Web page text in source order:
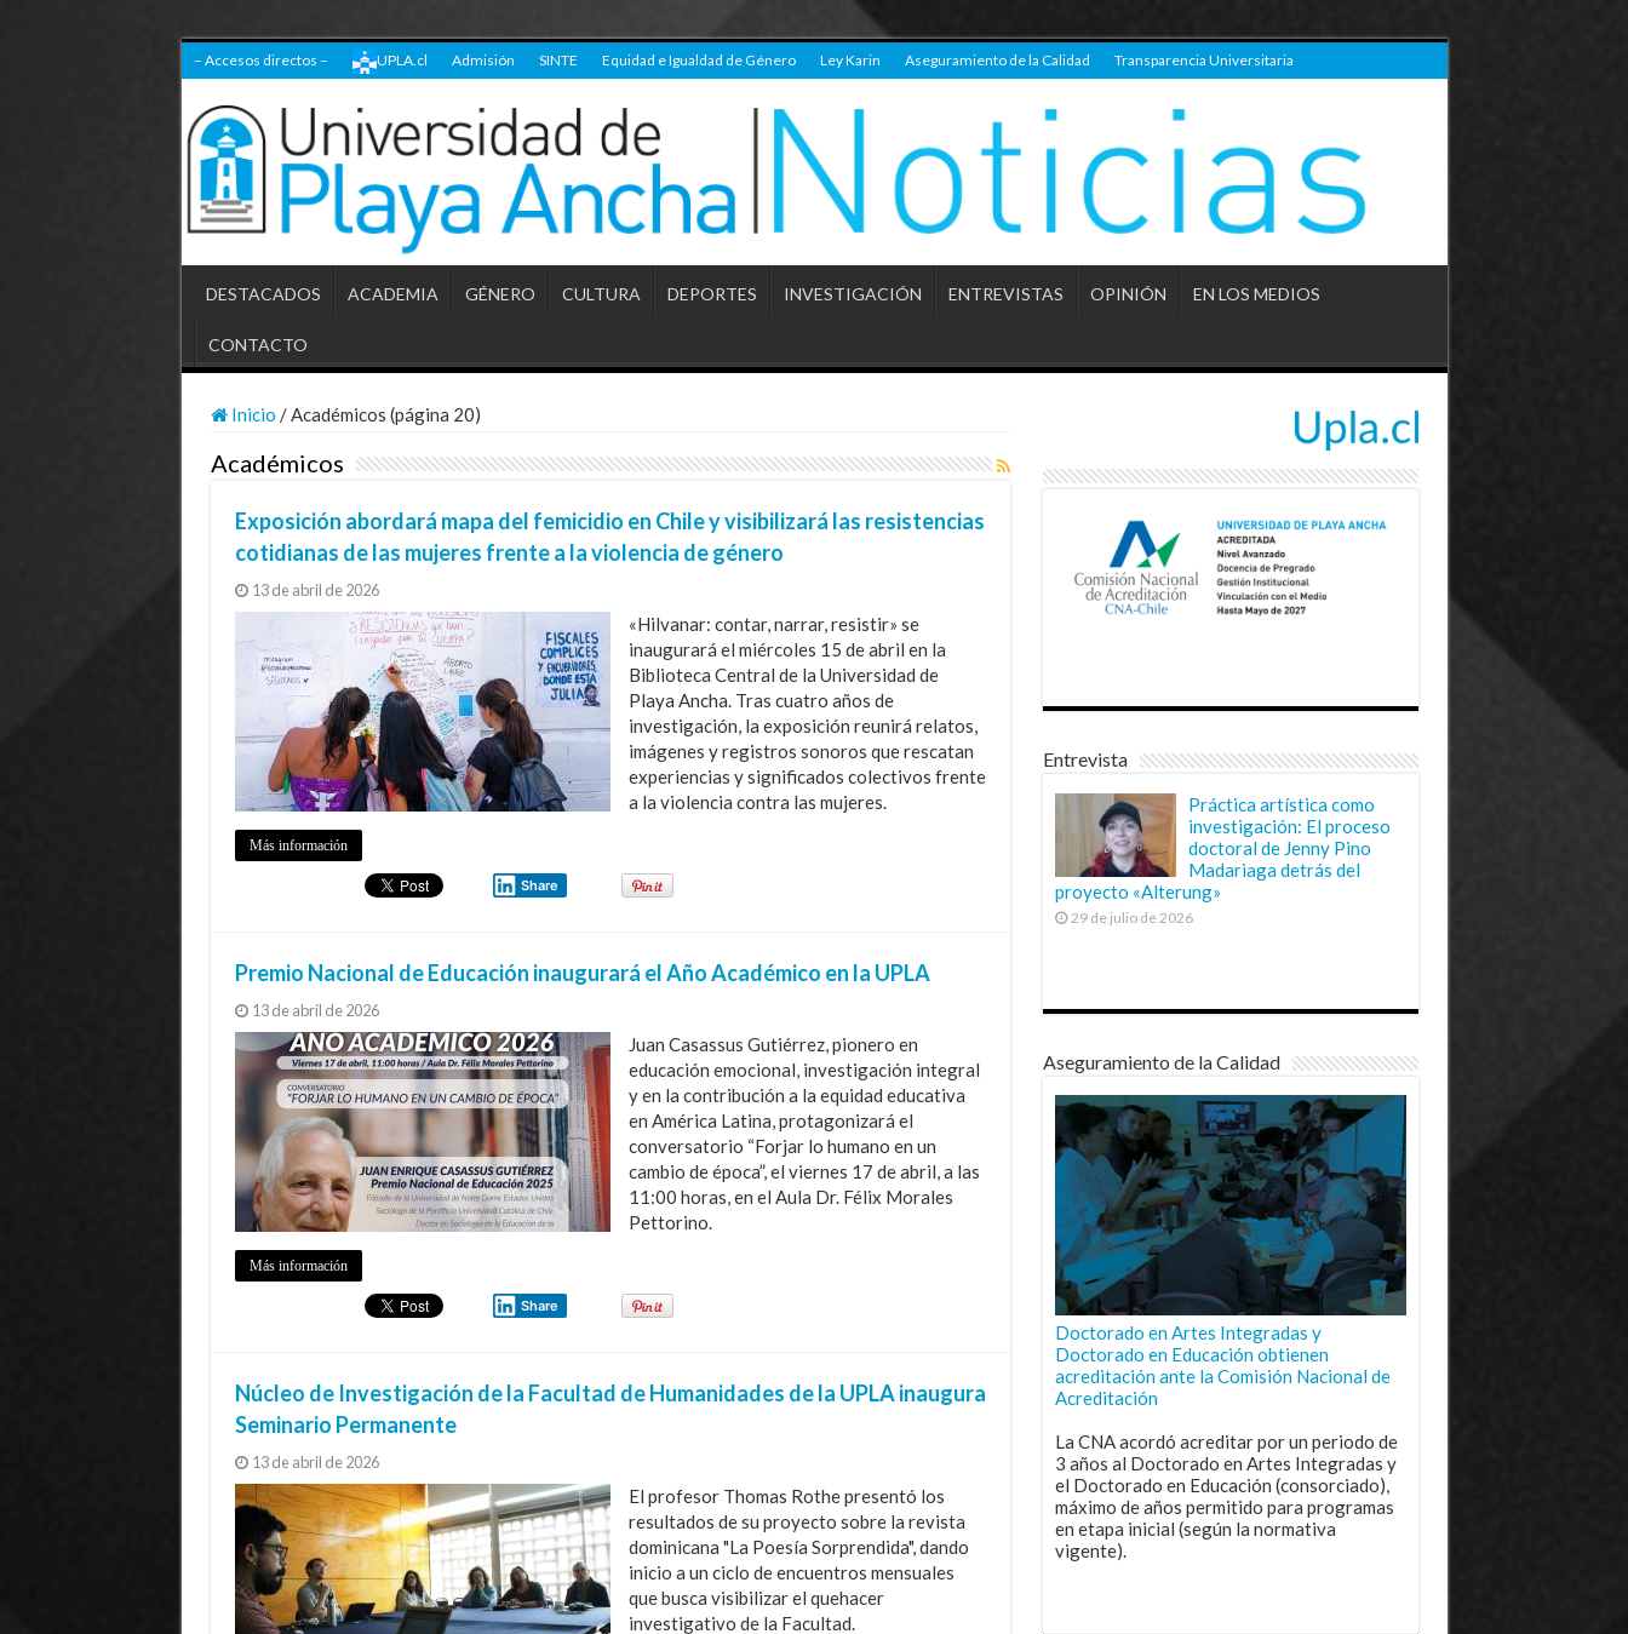
– Accesos directos – UPLA.cl Admisión SINTE Equidad e Igualdad de Género Ley Karin Aseguramiento de la Calidad Transparencia Universitaria
DESTACADOS ACADEMIA GÉNERO CULTURA DEPORTES INVESTIGACIÓN ENTREVISTAS OPINIÓN EN LOS MEDIOS
CONTACTO
Inicio / Académicos (página 20)
Académicos
Exposición abordará mapa del femicidio en Chile y visibilizará las resistencias
cotidianas de las mujeres frente a la violencia de género
13 de abril de 2026
«Hilvanar: contar, narrar, resistir» se
inaugurará el miércoles 15 de abril en la
Biblioteca Central de la Universidad de
Playa Ancha. Tras cuatro años de
investigación, la exposición reunirá relatos,
imágenes y registros sonoros que rescatan
experiencias y significados colectivos frente
a la violencia contra las mujeres.
Más información
Share
Premio Nacional de Educación inaugurará el Año Académico en la UPLA
13 de abril de 2026
Juan Casassus Gutiérrez, pionero en
educación emocional, investigación integral
y en la contribución a la equidad educativa
en América Latina, protagonizará el
conversatorio “Forjar lo humano en un
cambio de época”, el viernes 17 de abril, a las
11:00 horas, en el Aula Dr. Félix Morales
Pettorino.
Más información
Share
Núcleo de Investigación de la Facultad de Humanidades de la UPLA inaugura
Seminario Permanente
13 de abril de 2026
El profesor Thomas Rothe presentó los
resultados de su proyecto sobre la revista
dominicana "La Poesía Sorprendida", dando
inicio a un ciclo de encuentros mensuales
que busca visibilizar el quehacer
investigativo de la Facultad.
Entrevista
Práctica artística como
investigación: El proceso
doctoral de Jenny Pino
Madariaga detrás del
proyecto «Alterung»
29 de julio de 2026
Aseguramiento de la Calidad
Doctorado en Artes Integradas y
Doctorado en Educación obtienen
acreditación ante la Comisión Nacional de
Acreditación
La CNA acordó acreditar por un periodo de
3 años al Doctorado en Artes Integradas y
el Doctorado en Educación (consorciado),
máximo de años permitido para programas
en etapa inicial (según la normativa
vigente).